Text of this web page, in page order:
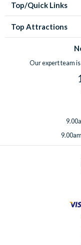
Top/Quick Links
Top Attractions
Our expert team